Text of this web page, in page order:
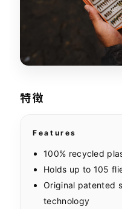
特徴
Features
100% recycled
Holds up to 105
Original patented
technology